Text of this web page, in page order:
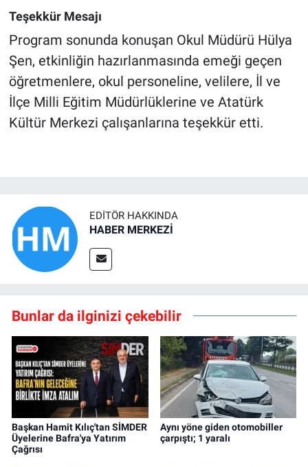
Teşekkür Mesajı
Program sonunda konuşan Okul Müdürü Hülya
Şen, etkinliğin hazırlanmasında emeği geçen
öğretmenlere, okul personeline, velilere, İl ve
İlçe Milli Eğitim Müdürlüklerine ve Atatürk
Kültür Merkezi çalışanlarına teşekkür etti.
EDITÖR HAKKINDA
HABER MERKEZİ
Bunlar da ilginizi çekebilir
Başkan Hamit Kılıç'tan SİMDER
Üyelerine Bafra'ya Yatırım
Çağrısı
Aynı yöne giden otomobiller
çarpıştı; 1 yaralı